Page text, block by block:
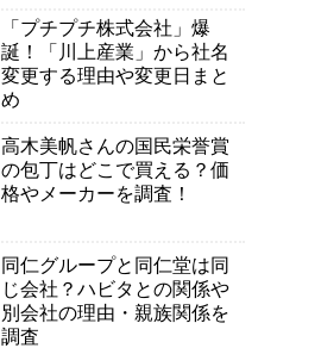
「プチプチ株式会社」爆
誕！「川上産業」から社名
変更する理由や変更日まと
め
高木美帆さんの国民栄誉賞
の包丁はどこで買える？価
格やメーカーを調査！
同仁グループと同仁堂は同
じ会社？ハビタとの関係や
別会社の理由・親族関係を
調査